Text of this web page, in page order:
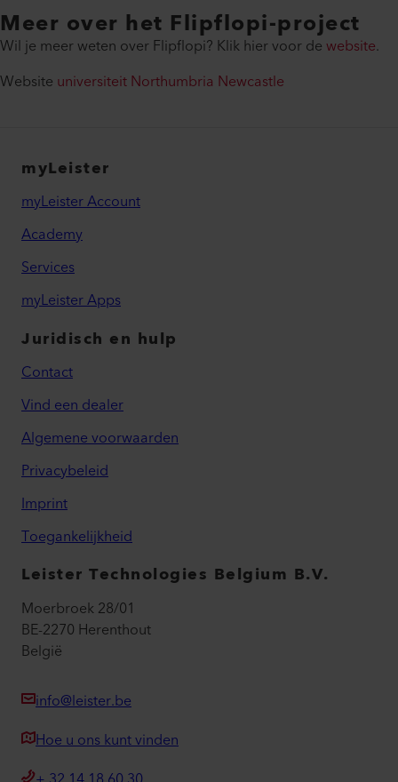
Meer over het Flipflopi-project
Wil je meer weten over Flipflopi? Klik hier voor dewebsite.
Website universiteit Northumbria Newcastle
myLeister
myLeister Account
Academy
Services
myLeister Apps
Juridisch en hulp
Contact
Vind een dealer
Algemene voorwaarden
Privacybeleid
Imprint
Toegankelijkheid
Leister Technologies Belgium B.V.
Moerbroek 28/01
BE-2270 Herenthout
België
info@leister.be
Hoe u ons kunt vinden